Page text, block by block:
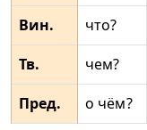
Вин.
что?
Тв.
чем?
Пред.
о чём?